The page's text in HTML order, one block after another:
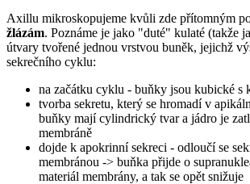
Axillu mikroskopujeme kvůli zde přítomným
žlázám. Poznáme je jako "duté" kulaté (takže
útvary tvořené jednou vrstvou buněk, jejichž
sekrečního cyklu:
na začátku cyklu - buňky jsou kubické s
tvorba sekretu, který se hromadí v
buňky mají cylindrický tvar a jádro je
membráně
dojde k apokrinní sekreci - odloučí se
membránou -> buňka přijde o
materiál membrány, a tak se opět snižuje